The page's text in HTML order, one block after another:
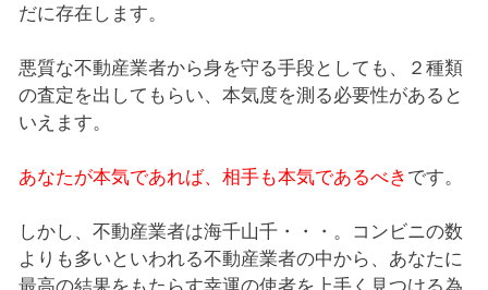
だに存在します。
悪質な不動産業者から身を守る手段としても、２種類
の査定を出してもらい、本気度を測る必要性があると
いえます。
あなたが本気であれば、相手も本気であるべき です。
しかし、不動産業者は海千山千・・・。コンビニの数
よりも多いといわれる不動産業者の中から、あなたに